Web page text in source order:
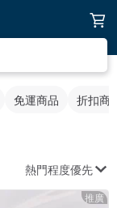
免運商品 折扣商
熱門程度優先
推廣